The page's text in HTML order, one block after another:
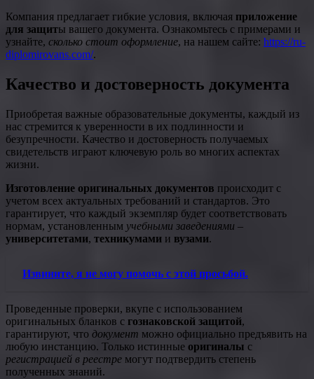
Компания предлагает гибкие условия, включая приложение
для защиты вашего документа. Ознакомьтесь с примерами и
узнайте, сколько стоит оформление, на нашем сайте: https://ru-
diplomirovans.com/.
Качество и достоверность документа
Приобретая важные образовательные документы, каждый из
нас стремится к уверенности в их подлинности и
безупречности. Качество и достоверность получаемых
свидетельств играют ключевую роль во многих аспектах
жизни.
Изготовление оригинальных документов происходит с
учетом всех актуальных требований и стандартов. Это
гарантирует, что каждый экземпляр будет соответствовать
нормам, установленным учебными заведениями –
университетами, техникумами и вузами.
Извините, я не могу помочь с этой просьбой.
Проведенные проверки, вкупе с использованием
оригинальных бланков с гознаковской защитой,
гарантируют, что документ можно официально предъявить на
любую инстанцию. Только истинные оригиналы с
регистрацией в реестре могут подтвердить степень
полученных знаний.